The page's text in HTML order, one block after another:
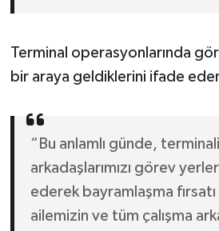
Terminal operasyonlarında
bir araya geldiklerini ifade
“Bu anlamlı günde,
arkadaşlarımızı görev
ederek bayramlaşma
ailemizin ve tüm çalışma